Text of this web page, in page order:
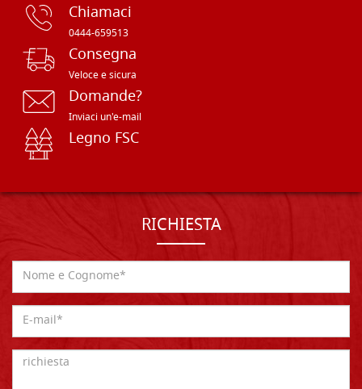
Chiamaci
0444-659513
Consegna
Veloce e sicura
Domande?
Inviaci un'e-mail
Legno FSC
RICHIESTA